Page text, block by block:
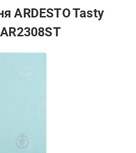
ARDESTO Tasty